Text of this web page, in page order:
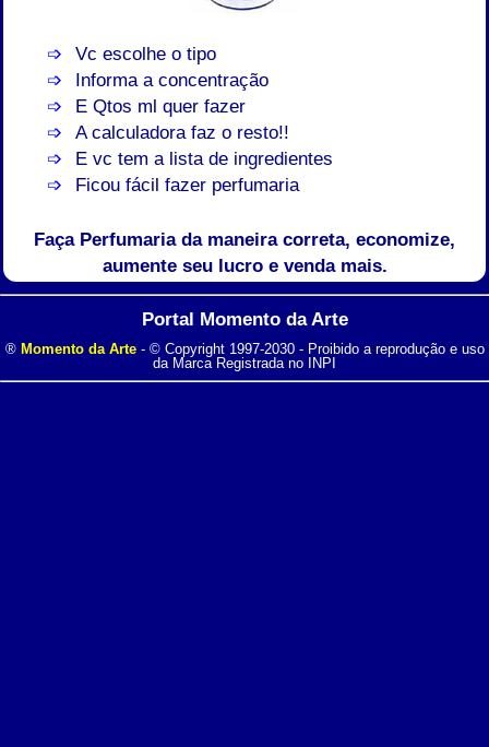
Vc escolhe o tipo
Informa a concentração
E Qtos ml quer fazer
A calculadora faz o resto!!
E vc tem a lista de ingredientes
Ficou fácil fazer perfumaria
Faça Perfumaria da maneira correta, economize,
aumente seu lucro e venda mais.
Portal Momento da Arte
® Momento da Arte- © Copyright 1997-2030 - Proibido a reprodução e uso
da Marca Registrada no INPI